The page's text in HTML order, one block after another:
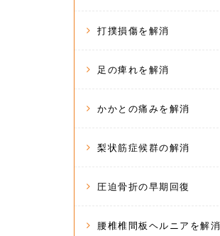
打撲損傷を解消
足の痺れを解消
かかとの痛みを解消
梨状筋症候群の解消
圧迫骨折の早期回復
腰椎椎間板ヘルニアを解消